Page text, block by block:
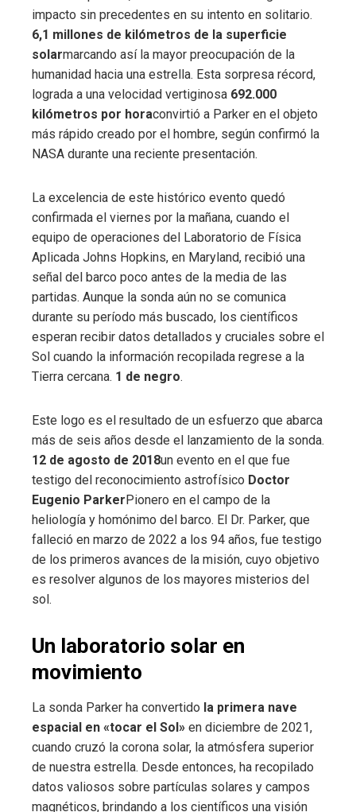
impacto sin precedentes en su intento en solitario.
6,1 millones de kilómetros de la superficie
solarmarcando así la mayor preocupación de la
humanidad hacia una estrella. Esta sorpresa récord,
lograda a una velocidad vertiginosa 692.000
kilómetros por horaconvirtió a Parker en el objeto
más rápido creado por el hombre, según confirmó la
NASA durante una reciente presentación.
La excelencia de este histórico evento quedó
confirmada el viernes por la mañana, cuando el
equipo de operaciones del Laboratorio de Física
Aplicada Johns Hopkins, en Maryland, recibió una
señal del barco poco antes de la media de las
partidas. Aunque la sonda aún no se comunica
durante su período más buscado, los científicos
esperan recibir datos detallados y cruciales sobre el
Sol cuando la información recopilada regrese a la
Tierra cercana. 1 de negro.
Este logo es el resultado de un esfuerzo que abarca
más de seis años desde el lanzamiento de la sonda.
12 de agosto de 2018un evento en el que fue
testigo del reconocimiento astrofísico Doctor
Eugenio ParkerPionero en el campo de la
heliología y homónimo del barco. El Dr. Parker, que
falleció en marzo de 2022 a los 94 años, fue testigo
de los primeros avances de la misión, cuyo objetivo
es resolver algunos de los mayores misterios del
sol.
Un laboratorio solar en
movimiento
La sonda Parker ha convertido la primera nave
espacial en «tocar el Sol» en diciembre de 2021,
cuando cruzó la corona solar, la atmósfera superior
de nuestra estrella. Desde entonces, ha recopilado
datos valiosos sobre partículas solares y campos
magnéticos, brindando a los científicos una visión